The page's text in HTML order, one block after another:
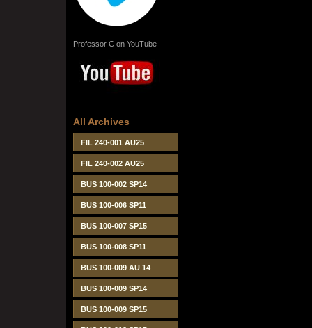
Professor C on YouTube
All Archives
FIL 240-001 AU25
FIL 240-002 AU25
BUS 100-002 SP14
BUS 100-006 SP11
BUS 100-007 SP15
BUS 100-008 SP11
BUS 100-009 AU 14
BUS 100-009 SP14
BUS 100-009 SP15